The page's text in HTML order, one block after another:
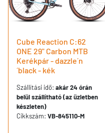
Cube Reaction C:62
ONE 29" Carbon MTB
Kerékpár - dazzle´n
´black - kék
Szállítási idő: akár 24 órán
belül szállítható (az üzletben
készleten)
Cikkszám: VB-845110-M